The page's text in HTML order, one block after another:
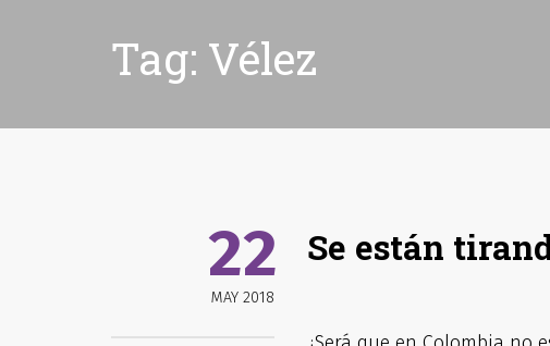
Tag: Vélez
22
MAY 2018
Se están